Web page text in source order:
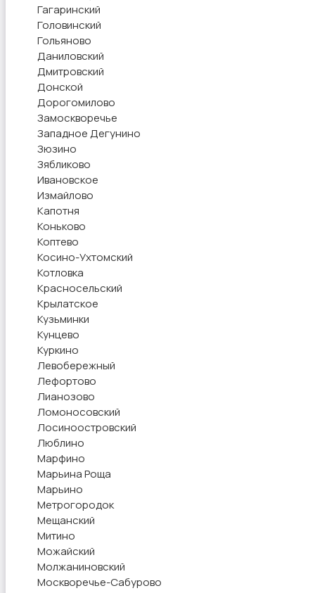
Гагаринский
Головинский
Гольяново
Даниловский
Дмитровский
Донской
Дорогомилово
Замоскворечье
Западное Дегунино
Зюзино
Зябликово
Ивановское
Измайлово
Капотня
Коньково
Коптево
Косино-Ухтомский
Котловка
Красносельский
Крылатское
Кузьминки
Кунцево
Куркино
Левобережный
Лефортово
Лианозово
Ломоносовский
Лосиноостровский
Люблино
Марфино
Марьина Роща
Марьино
Метрогородок
Мещанский
Митино
Можайский
Молжаниновский
Москворечье-Сабурово